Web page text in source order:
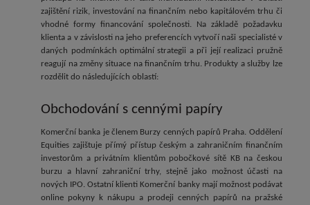
zajištění rizik, investování na finančním nebo kapitálovém trhu či
vhodné formy financování společnosti. Na základě požadavku
klienta a v závislosti na jeho preferencích vytvoří naši specialisté v
daných podmínkách optimální strategii a při její realizaci pružně
reagují na změny situace na finančním trhu. Produkty a služby lze
rozdělit do následujících oblastí:
Obchodování s cennými papíry
Komerční banka je členem Burzy cenných papírů Praha. Oddělení
Equities zajištuje přímý přístup českým a zahraničním finančním
investorům a privátním klientům pobočkové sítě KB na českou
burzu a hlavní zahraniční trhy, stejně jako možnost účasti na
nových IPO. Ostatní klienti Komerční banky mají možnost podávat
online pokyny k nákupu a prodeji cenných papírů na pražské